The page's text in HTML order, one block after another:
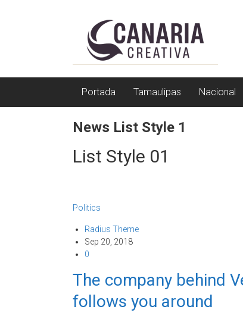
EDITOR
DE
TAMAULIPAS
Portada Tamaulipas Nacional
News List Style 1
List Style 01
Politics
Radius Theme
Sep 20, 2018
0
The company behind
follows you around